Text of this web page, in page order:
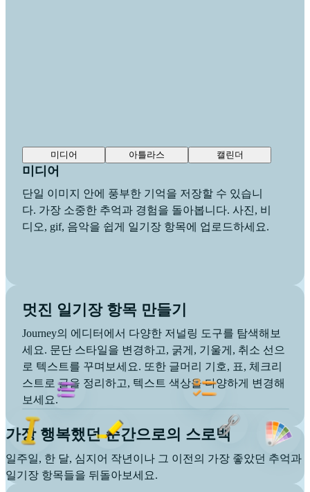
미디어 아틀라스 캘린더
미디어
단일 이미지 안에 풍부한 기억을 저장할 수 있습니
다. 가장 소중한 추억과 경험을 돌아봅니다. 사진, 비
디오, gif, 음악을 쉽게 일기장 항목에 업로드하세요.
멋진 일기장 항목 만들기
Journey의 에디터에서 다양한 저널링 도구를 탐색해보
세요. 문단 스타일을 변경하고, 굵게, 기울게, 취소 선으
로 텍스트를 꾸며보세요. 또한 글머리 기호, 표, 체크리
스트로 글을 정리하고, 텍스트 색상을 다양하게 변경해
보세요.
가장 행복했던 순간으로의 스로백
일주일, 한 달, 심지어 작년이나 그 이전의 가장 좋았던 추억과
일기장 항목들을 뒤돌아보세요.